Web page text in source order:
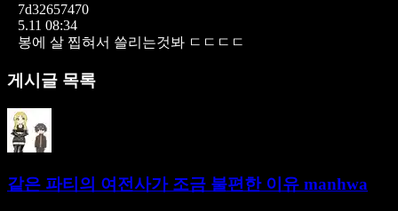
7d32657470
5.11 08:34
봉에 살 찝혀서 쓸리는것봐 ㄷㄷㄷㄷ
게시글 목록
같은 파티의 여전사가 조금 불편한 이유 manhwa